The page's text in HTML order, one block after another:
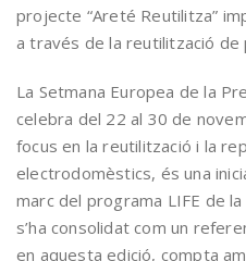
projecte “Areté Reutilitza”
a través de la reutilització de
La Setmana Europea de la
celebra del 22 al 30 de
focus en la reutilització i la
electrodomèstics, és una
marc del programa LIFE de
s’ha consolidat com un
en aquesta edició, compta